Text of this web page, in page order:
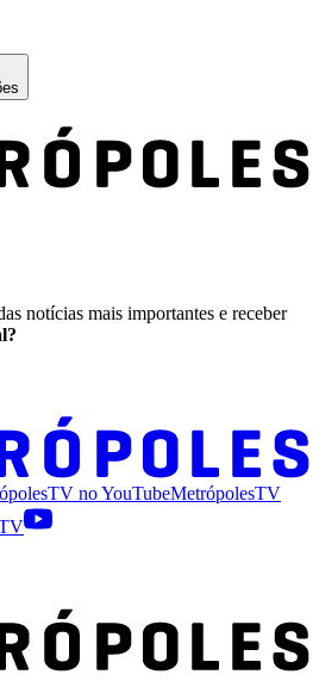
notícias mais importantes e receber
noYouTubeMetrópolesTV